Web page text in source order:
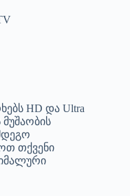
HD და Ultra
თქვენი